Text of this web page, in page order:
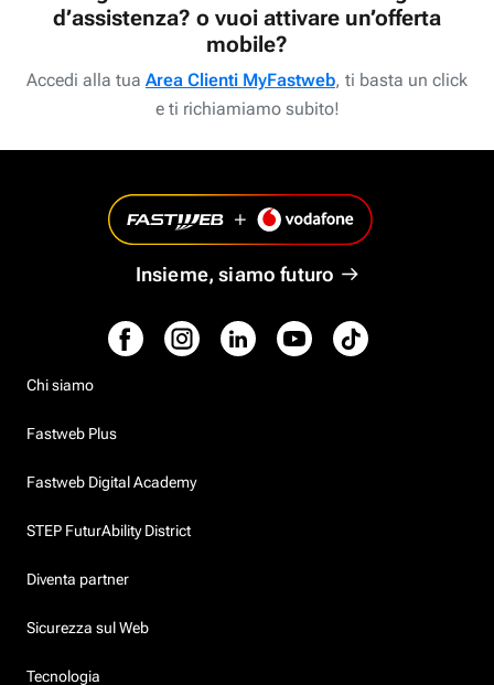
d’assistenza? o vuoi attivare un’offerta
mobile?
Accedi alla tua Area Clienti MyFastweb, ti basta un click
e ti richiamiamo subito!
Insieme, siamo futuro
Chi siamo
Fastweb Plus
Fastweb Digital Academy
STEP FuturAbility District
Diventa partner
Sicurezza sul Web
Tecnologia